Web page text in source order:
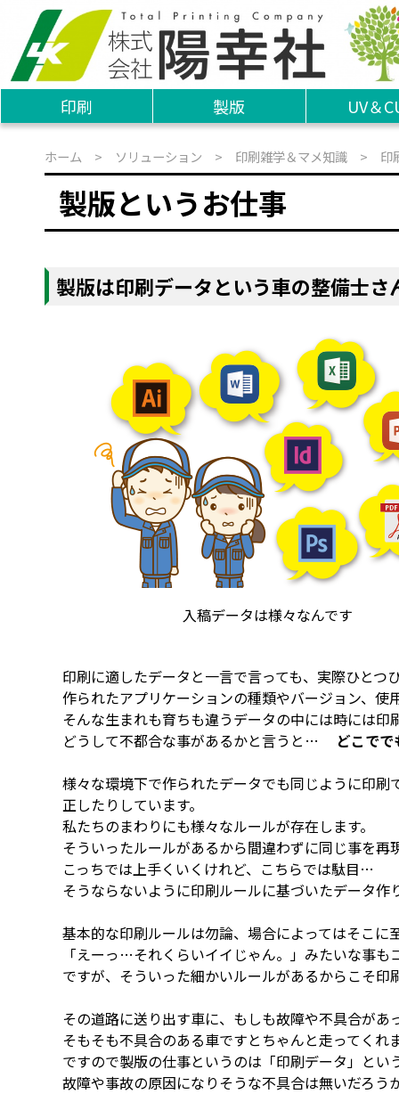
印刷 製版 UV＆
ホーム > ソリューション > 印刷雑学＆マメ知識 > 印
製版というお仕事
製版は印刷データという車の整備士さ
入稿データは様々なんです
印刷に適したデータと一言で言っても、実際ひと
作られたアプリケーションの種類やバージョン、
そんな生まれも育ちも違うデータの中には時には印
どうして不都合な事があるかと言うと… どこで
様々な環境下で作られたデータでも同じように印
正したりしています。
私たちのまわりにも様々なルールが存在します。
そういったルールがあるから間違わずに同じ事を再
こっちでは上手くいくけれど、こちらでは駄目…
そうならないように印刷ルールに基づいたデータ作
基本的な印刷ルールは勿論、場合によってはそこに
「えーっ…それくらいイイじゃん。」みたいな事
ですが、そういった細かいルールがあるからこそ
その道路に送り出す車に、もしも故障や不具合が
そもそも不具合のある車ですとちゃんと走ってくれ
ですので製版の仕事というのは「印刷データ」とい
故障や事故の原因になりそうな不具合は無いだろう